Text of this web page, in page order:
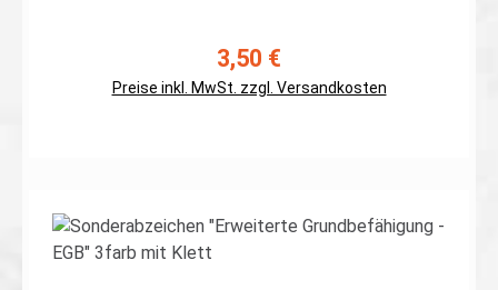
auf 3farb Flecktarn, Rand umnäht Abmessungen: ca.
Klett auf der Rückseite
Regulärer Preis:
3,50 €
Preise inkl. MwSt. zzgl. Versandkosten
In den Warenkorb